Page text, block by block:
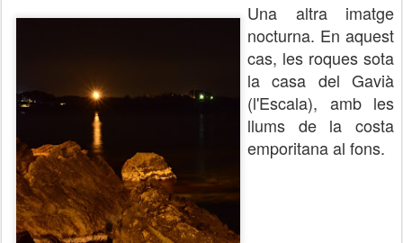
Una altra imatge
nocturna. En aquest
cas, les roques sota
la casa del Gavià
(l'Escala), amb les
llums de la costa
emporitana al fons.